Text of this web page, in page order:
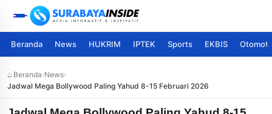
Beranda News HUKRIM IPTEK Sports EKBIS
⌂ Beranda›News›
Jadwal Mega Bollywood Paling Yahud 8-15 Februari 2026